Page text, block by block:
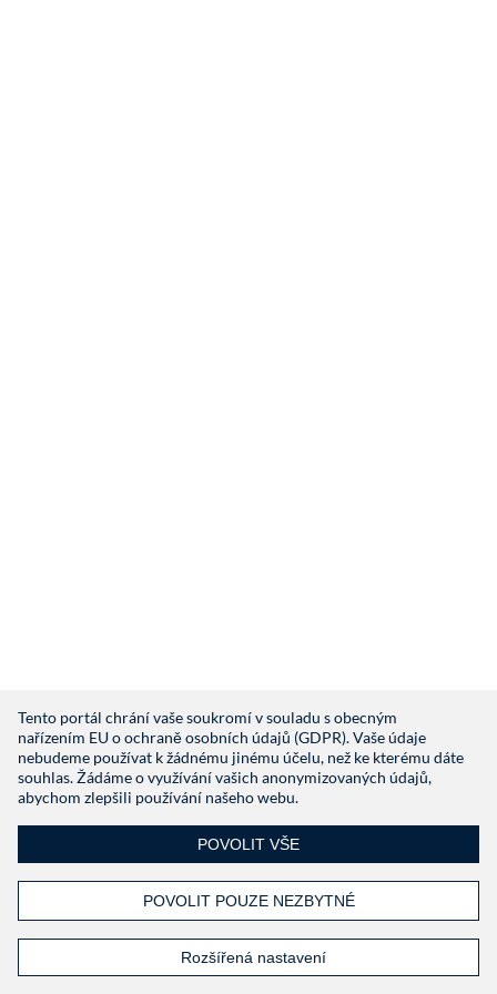
Tento portál chrání vaše soukromí v souladu s obecným
nařízením EU o ochraně osobních údajů (GDPR). Vaše údaje
nebudeme používat k žádnému jinému účelu, než ke kterému dáte
souhlas. Žádáme o využívání vašich anonymizovaných údajů,
abychom zlepšili používání našeho webu.
POVOLIT VŠE
POVOLIT POUZE NEZBYTNÉ
Rozšířená nastavení